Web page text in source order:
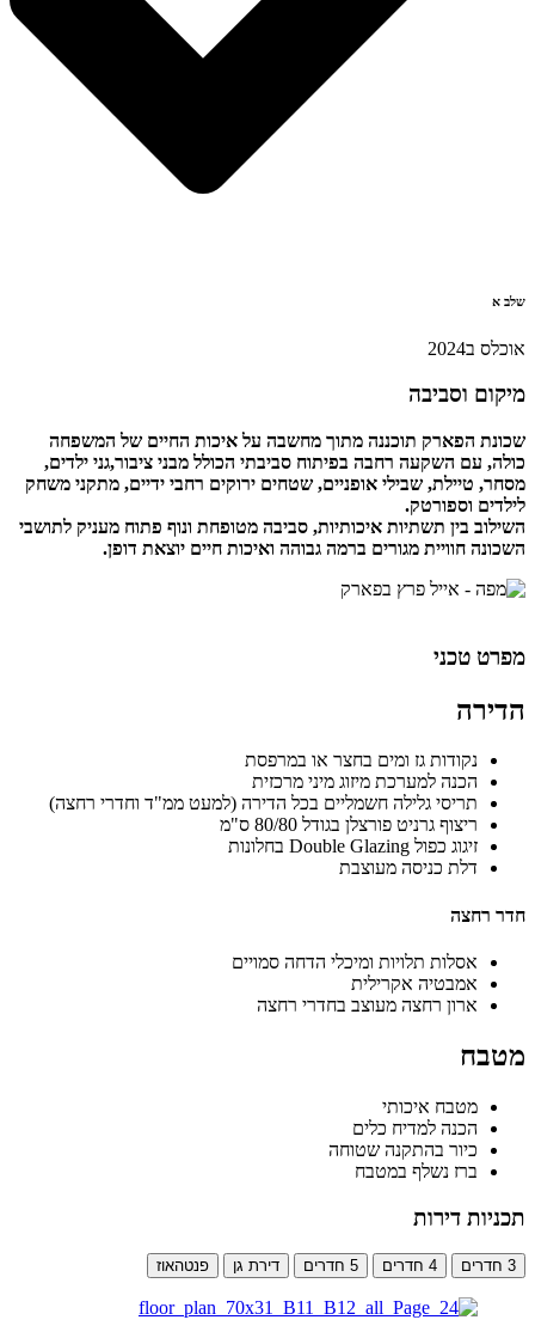
שלב א
אוכלס ב2024
מיקום וסביבה
שכונת הפארק תוכננה מתוך מחשבה על איכות החיים של המשפחה
כולה, עם השקעה רחבה בפיתוח סביבתי הכולל מבני ציבור,גני ילדים,
מסחר, טיילת, שבילי אופניים, שטחים ירוקים רחבי ידיים, מתקני משחק
לילדים וספורטק.
השילוב בין תשתיות איכותיות, סביבה מטופחת ונוף פתוח מעניק לתושבי
השכונה חוויית מגורים ברמה גבוהה ואיכות חיים יוצאת דופן.
מפרט טכני
הדירה
נקודות גז ומים בחצר או במרפסת
הכנה למערכת מיזוג מיני מרכזית
תריסי גלילה חשמליים בכל הדירה (למעט ממ"ד וחדרי רחצה)
ריצוף גרניט פורצלן בגודל 80/80 ס"מ
זיגוג כפול Double Glazing בחלונות
דלת כניסה מעוצבת
חדר רחצה
אסלות תלויות ומיכלי הדחה סמויים
אמבטיה אקרילית
ארון רחצה מעוצב בחדרי רחצה
מטבח
מטבח איכותי
הכנה למדיח כלים
כיור בהתקנה שטוחה
ברז נשלף במטבח
תכניות דירות
3 חדרים 4 חדרים 5 חדרים דירת גן פנטהאוז